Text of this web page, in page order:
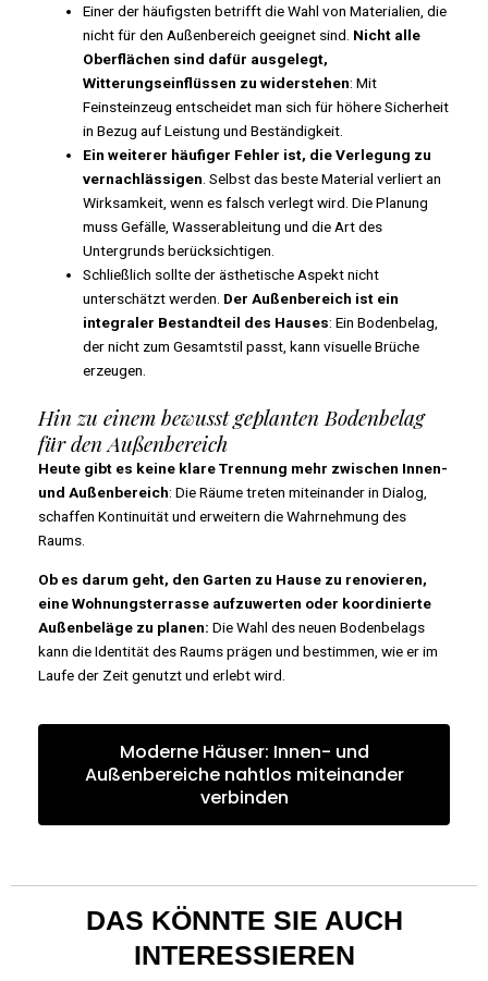
Einer der häufigsten betrifft die Wahl von Materialien, die
nicht für den Außenbereich geeignet sind. Nicht alle
Oberflächen sind dafür ausgelegt,
Witterungseinflüssen zu widerstehen: Mit
Feinsteinzeug entscheidet man sich für höhere Sicherheit
in Bezug auf Leistung und Beständigkeit.
Ein weiterer häufiger Fehler ist, die Verlegung zu
vernachlässigen . Selbst das beste Material verliert an
Wirksamkeit, wenn es falsch verlegt wird. Die Planung
muss Gefälle, Wasserableitung und die Art des
Untergrunds berücksichtigen.
Schließlich sollte der ästhetische Aspekt nicht
unterschätzt werden. Der Außenbereich ist ein
integraler Bestandteil des Hauses: Ein Bodenbelag,
der nicht zum Gesamtstil passt, kann visuelle Brüche
erzeugen.
Hin zu einem bewusst geplanten Bodenbelag
für den Außenbereich
Heute gibt es keine klare Trennung mehr zwischen Innen-
und Außenbereich: Die Räume treten miteinander in Dialog,
schaffen Kontinuität und erweitern die Wahrnehmung des
Raums.
Ob es darum geht, den Garten zu Hause zu renovieren,
eine Wohnungsterrasse aufzuwerten oder koordinierte
Außenbeläge zu planen: Die Wahl des neuen Bodenbelags
kann die Identität des Raums prägen und bestimmen, wie er im
Laufe der Zeit genutzt und erlebt wird.
Moderne Häuser: Innen- und
Außenbereiche nahtlos miteinander
verbinden
DAS KÖNNTE SIE AUCH
INTERESSIEREN